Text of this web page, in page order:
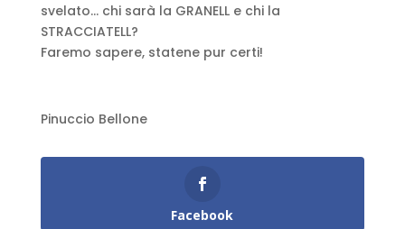
svelato… chi sarà la GRANELL e chi la
STRACCIATELL?
Faremo sapere, statene pur certi!
Pinuccio Bellone
Facebook